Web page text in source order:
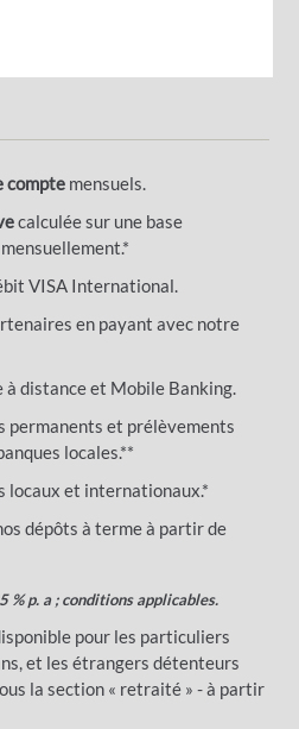
comptemensuels.
calculée sur une base
VISA International.
en payant avec notre
à distance et Mobile Banking.
permanents et prélèvements
locales.**
locaux et internationaux.*
dépôts à terme à partir de
% p. a ; conditions applicables.
pour les particuliers
et les étrangers détenteurs
la section « retraité » - à partir